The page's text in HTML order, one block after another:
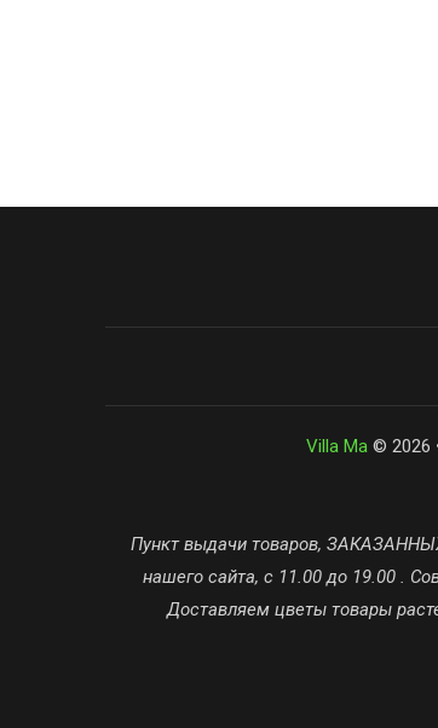
Villa Ma© 2026
Пункт выдачи товаров, ЗАКАЗАННЫХ
нашего сайта, с 11.00 до 19.00 .
Доставляем цветы товары